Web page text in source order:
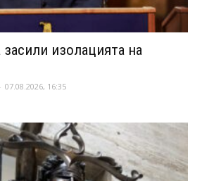
засили изолацията на
- 07.08.2026, 16:35